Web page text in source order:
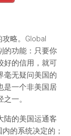
略。Global
的功能：只要你
好的信用，就可
毫无疑问美国的
是一个非美国居
一。
陆的美国运通客
的系统决定的；